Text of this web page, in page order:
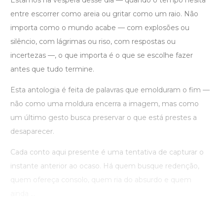
entre escorrer como areia ou gritar como um raio. Não
importa como o mundo acabe — com explosões ou
silêncio, com lágrimas ou riso, com respostas ou
incertezas —, o que importa é o que se escolhe fazer
antes que tudo termine.
Esta antologia é feita de palavras que emolduram o fim —
não como uma moldura encerra a imagem, mas como
um último gesto busca preservar o que está prestes a
desaparecer.
Cada conto aqui presente é uma tentativa de capturar o
instante anterior ao ocaso. Há quem busque redenção,
quem ofereça consolo, quem ria do absurdo e quem